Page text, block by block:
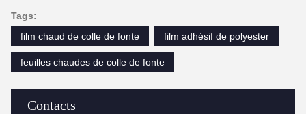
Contacts
Tags:
film chaud de colle de fonte
film adhésif de polyester
feuilles chaudes de colle de fonte